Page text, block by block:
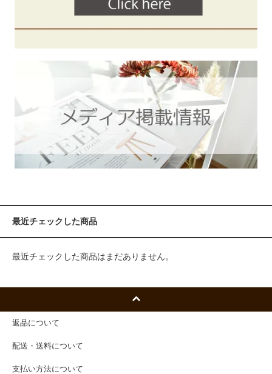
最近チェックした商品
最近チェックした商品はまだありません。
返品について
配送・送料について
支払い方法について